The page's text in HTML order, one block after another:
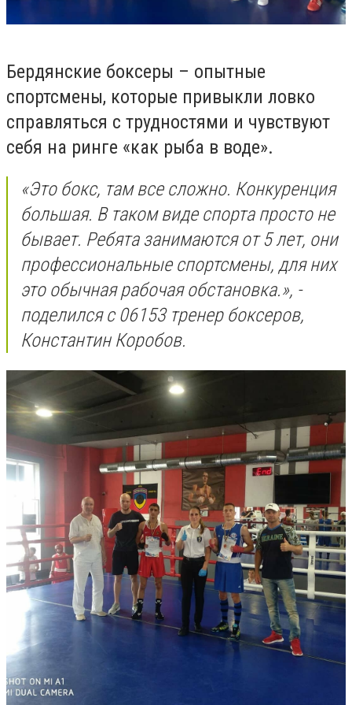
Бердянские боксеры – опытные
спортсмены, которые привыкли ловко
справляться с трудностями и чувствуют
себя на ринге «как рыба в воде».
«Это бокс, там все сложно. Конкуренция
большая. В таком виде спорта просто не
бывает. Ребята занимаются от 5 лет, они
профессиональные спортсмены, для них
это обычная рабочая обстановка.», -
поделился с 06153 тренер боксеров,
Константин Коробов.